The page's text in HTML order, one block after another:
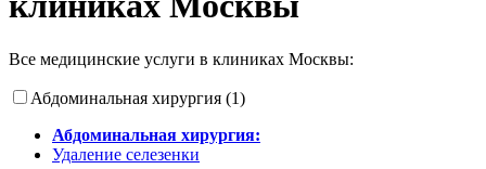
Все медицинские услуги в клиниках Москвы:
Абдоминальная хирургия (1)
Абдоминальная хирургия:
Удаление селезенки